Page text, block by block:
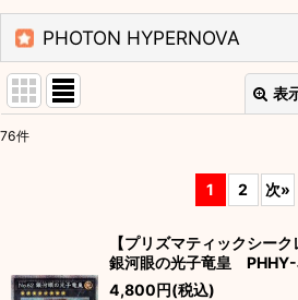
PHOTON HYPERNOVA
表
絞り込む
76件
1 2 次»
【プリズマティックシー
銀河眼の光子竜皇
4,800円(税込)